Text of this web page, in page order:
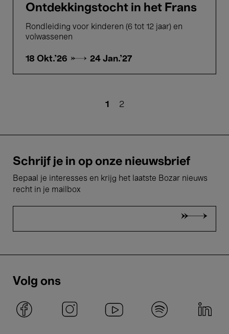
Ontdekkingstocht in het Frans
Rondleiding voor kinderen (6 tot 12 jaar) en
volwassenen
18 Okt.'26 → 24 Jan.'27
Huidige
1 Pagina
2
Schrijf je in op onze nieuwsbrief
Bepaal je interesses en krijg het laatste Bozar nieuws
recht in je mailbox
Volg ons